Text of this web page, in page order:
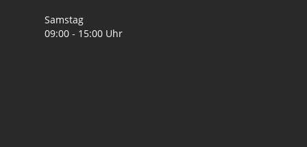
Samstag
09:00 - 15:00 Uhr